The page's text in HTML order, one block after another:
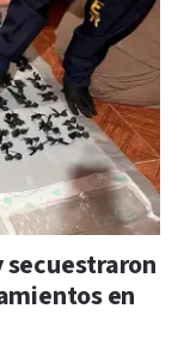
secuestraron
en